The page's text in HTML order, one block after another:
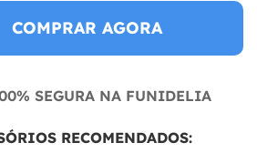
COMPRAR AGORA
SEGURA NA FUNIDELIA
RECOMENDADOS: